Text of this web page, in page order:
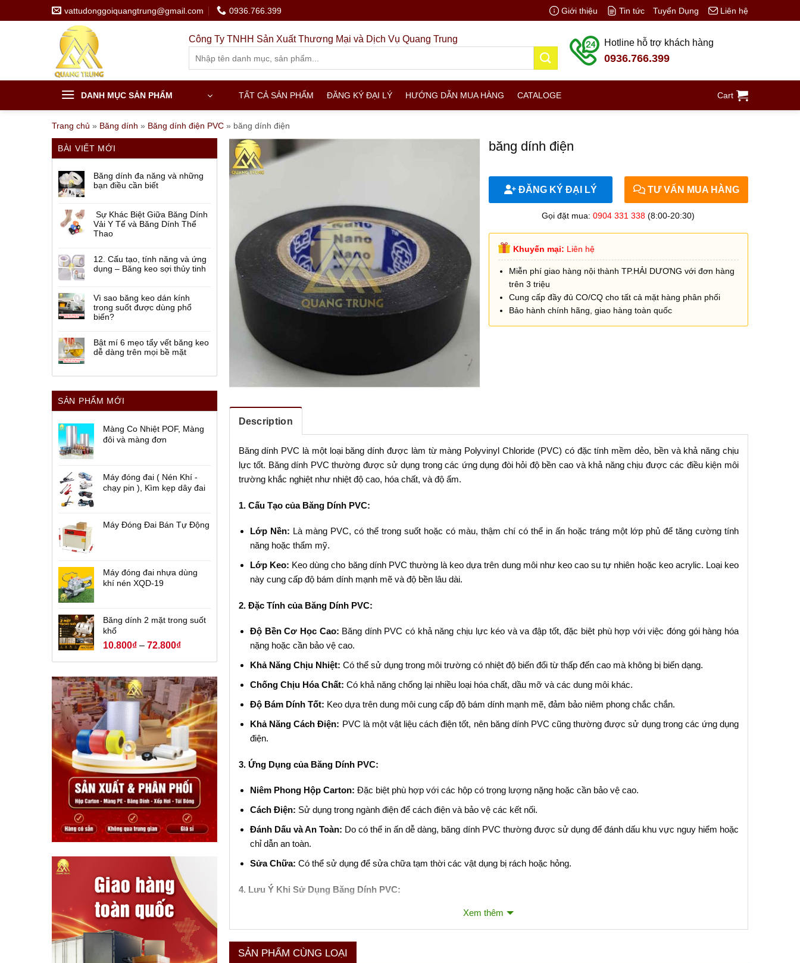
to
vattudonggoiquangtrung@gmail.com 0936.766.399 Giới thiệu Tin tức Tuyển Dụng Liên hệ
Công Ty TNHH Sản Xuất Thương Mại và Dịch Vụ Quang Trung Hotline hỗ trợ khách hàng
0936.766.399
DANH MỤC SẢN PHẨM TẤT CẢ SẢN PHẨM ĐĂNG KÝ ĐẠI LÝ HƯỚNG DẪN MUA HÀNG CATALOGE Cart
Trang chủ » Băng dính » Băng dính điện PVC » băng dính điện
BÀI VIẾT MỚI
Băng dính đa năng và những
bạn điều cần biết
Sự Khác Biệt Giữa Băng Dính
Vải Y Tế và Băng Dính Thể
Thao
12. Cấu tạo, tính năng và ứng
dụng – Băng keo sợi thủy tinh
Vì sao băng keo dán kính
trong suốt được dùng phổ
biến?
Bật mí 6 mẹo tẩy vết băng keo
dễ dàng trên mọi bề mặt
SẢN PHẨM MỚI
Màng Co Nhiệt POF, Màng
đôi và màng đơn
Máy đóng đai ( Nén Khí -
chạy pin ), Kìm kẹp dây đai
Máy Đóng Đai Bán Tự Động
Máy đóng đai nhựa dùng
khí nén XQD-19
Băng dính 2 mặt trong suốt
khổ
10.800₫ – 72.800₫
băng dính điện
ĐĂNG KÝ ĐẠI LÝ TƯ VẤN MUA HÀNG
Gọi đặt mua:0904 331 338 (8:00-20:30)
Khuyến mại: Liên hệ
Miễn phí giao hàng nội thành TP.HẢI DƯƠNG với đơn hàng
trên 3 triệu
Cung cấp đầy đủ CO/CQ cho tất cả mặt hàng phân phối
Bảo hành chính hãng, giao hàng toàn quốc
Description
Băng dính PVC là một loại băng dính được làm từ màng Polyvinyl Chloride (PVC) có đặc tính mềm dẻo, bền và khả năng chịu
lực tốt. Băng dính PVC thường được sử dụng trong các ứng dụng đòi hỏi độ bền cao và khả năng chịu được các điều kiện môi
trường khắc nghiệt như nhiệt độ cao, hóa chất, và độ ẩm.
1. Cấu Tạo của Băng Dính PVC:
Lớp Nền: Là màng PVC, có thể trong suốt hoặc có màu, thậm chí có thể in ấn hoặc tráng một lớp phủ để tăng cường tính
năng hoặc thẩm mỹ.
Lớp Keo: Keo dùng cho băng dính PVC thường là keo dựa trên dung môi như keo cao su tự nhiên hoặc keo acrylic. Loại keo
này cung cấp độ bám dính mạnh mẽ và độ bền lâu dài.
2. Đặc Tính của Băng Dính PVC:
Độ Bền Cơ Học Cao: Băng dính PVC có khả năng chịu lực kéo và va đập tốt, đặc biệt phù hợp với việc đóng gói hàng hóa
nặng hoặc cần bảo vệ cao.
Khả Năng Chịu Nhiệt: Có thể sử dụng trong môi trường có nhiệt độ biến đổi từ thấp đến cao mà không bị biến dạng.
Chống Chịu Hóa Chất: Có khả năng chống lại nhiều loại hóa chất, dầu mỡ và các dung môi khác.
Độ Bám Dính Tốt: Keo dựa trên dung môi cung cấp độ bám dính mạnh mẽ, đảm bảo niêm phong chắc chắn.
Khả Năng Cách Điện: PVC là một vật liệu cách điện tốt, nên băng dính PVC cũng thường được sử dụng trong các ứng dụng
điện.
3. Ứng Dụng của Băng Dính PVC:
Niêm Phong Hộp Carton: Đặc biệt phù hợp với các hộp có trọng lượng nặng hoặc cần bảo vệ cao.
Cách Điện: Sử dụng trong ngành điện để cách điện và bảo vệ các kết nối.
Đánh Dấu và An Toàn: Do có thể in ấn dễ dàng, băng dính PVC thường được sử dụng để đánh dấu khu vực nguy hiểm hoặc
chỉ dẫn an toàn.
Sửa Chữa: Có thể sử dụng để sửa chữa tạm thời các vật dụng bị rách hoặc hỏng.
4. Lưu Ý Khi Sử Dụng Băng Dính PVC:
Nên bảo quản băng dính PVC ở nơi khô ráo và tránh tiếp xúc trực tiếp với ánh nắng mặt trời để không làm giảm
chất lượng keo.
Áp Dụng: Đảm bảo bề mặt cần dán sạch sẽ và khô ráo để tối ưu hóa độ bám dính của băng dính.
Xem thêm
SẢN PHẨM CÙNG LOẠI